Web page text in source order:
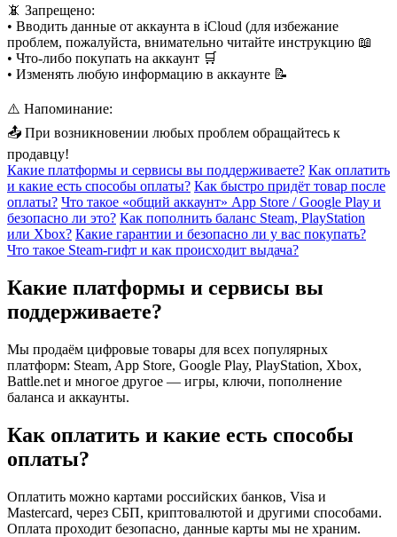
📵 Запрещено:
• Вводить данные от аккаунта в iCloud (для избежание
проблем, пожалуйста, внимательно читайте инструкцию 📖
• Что-либо покупать на аккаунт 🛒
• Изменять любую информацию в аккаунте 📝
⚠️ Напоминание:
📤 При возникновении любых проблем обращайтесь к
продавцу!
Какие платформы и сервисы вы поддерживаете? Как оплатить
и какие есть способы оплаты? Как быстро придёт товар после
оплаты? Что такое «общий аккаунт» App Store / Google Play и
безопасно ли это? Как пополнить баланс Steam, PlayStation
или Xbox? Какие гарантии и безопасно ли у вас покупать?
Что такое Steam-гифт и как происходит выдача?
Какие платформы и сервисы вы
поддерживаете?
Мы продаём цифровые товары для всех популярных
платформ: Steam, App Store, Google Play, PlayStation, Xbox,
Battle.net и многое другое — игры, ключи, пополнение
баланса и аккаунты.
Как оплатить и какие есть способы
оплаты?
Оплатить можно картами российских банков, Visa и
Mastercard, через СБП, криптовалютой и другими способами.
Оплата проходит безопасно, данные карты мы не храним.